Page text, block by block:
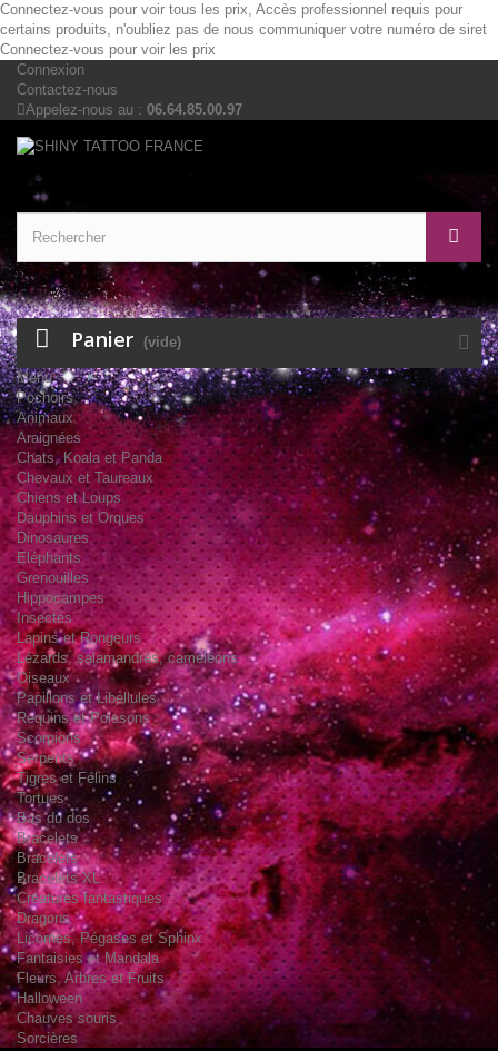
Connectez-vous pour voir tous les prix, Accès professionnel requis pour
certains produits, n'oubliez pas de nous communiquer votre numéro de siret
Connectez-vous pour voir les prix
Connexion
Contactez-nous
Appelez-nous au : 06.64.85.00.97
Panier (vide)
Menu
Pochoirs
Animaux
Araignées
Chats, Koala et Panda
Chevaux et Taureaux
Chiens et Loups
Dauphins et Orques
Dinosaures
Eléphants
Grenouilles
Hippocampes
Insectes
Lapins et Rongeurs
Lézards, salamandres, caméléons
Oiseaux
Papillons et Libellules
Requins et Poissons
Scorpions
Serpents
Tigres et Félins
Tortues
Bas du dos
Bracelets
Bracelets
Bracelets XL
Créatures fantastiques
Dragons
Licornes, Pégases et Sphinx
Fantaisies et Mandala
Fleurs, Arbres et Fruits
Halloween
Chauves souris
Sorcières